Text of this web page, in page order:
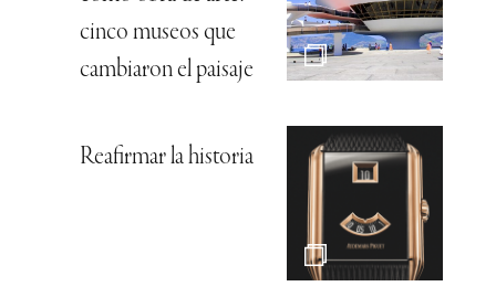
cinco museos que
cambiaron el paisaje
Reafirmar la historia